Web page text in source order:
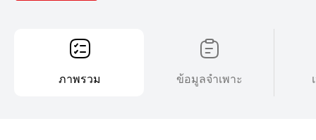
ภาพรวม ข้อมูลจำเพาะ